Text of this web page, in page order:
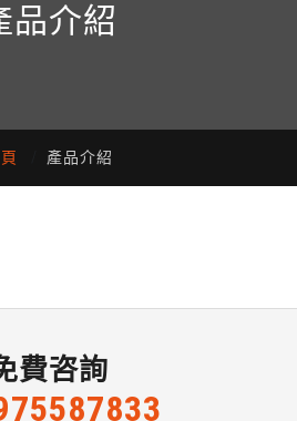
品介紹
產品介紹
費咨詢
587833